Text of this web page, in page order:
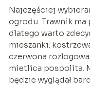
Najczęściej
ogrodu. Trawnik ma
dlatego warto
mieszanki:
czerwona
mietlica pospolita.
będzie wyglądał